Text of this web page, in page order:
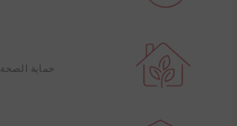
حماية الصحة